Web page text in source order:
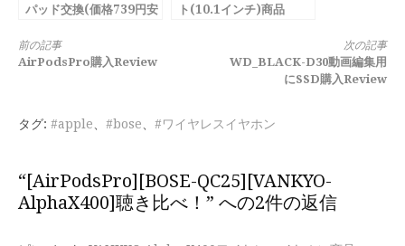
パッド交換(価格739円安
ト(10.1インチ)商品
続
を
む
前の記事
AirPodsPro購入Review
次の記事
WD_BLACK-D30動画編集用
にSSD購入Review
タグ: #apple、 #bose、 #ワイヤレスイヤホン
“[AirPodsPro][BOSE-QC25][VANKYO-
AlphaX400]聴き比べ！” への2件の返信